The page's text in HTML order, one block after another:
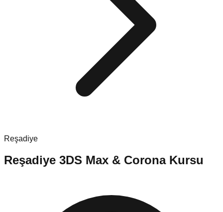
Reşadiye
Reşadiye 3DS Max & Corona Kursu